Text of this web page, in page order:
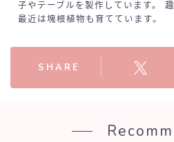
子やテーブルを製作しています。
最近は塊根植物も育てています。
SHARE